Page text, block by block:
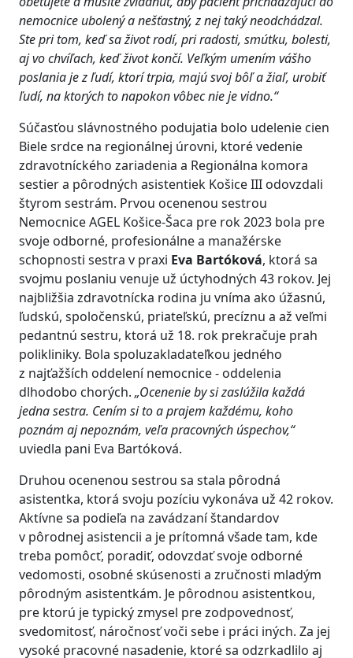
nemocnice ubolený a nešťastný, z nej taký neodchádzal.
Ste pri tom, keď sa život rodí, pri radosti, smútku, bolesti,
aj vo chvíľach, keď život končí. Veľkým umením vášho
poslania je z ľudí, ktorí trpia, majú svoj bôľ a žiaľ, urobiť
ľudí, na ktorých to napokon vôbec nie je vidno.“
Súčasťou slávnostného podujatia bolo udelenie cien
Biele srdce na regionálnej úrovni, ktoré vedenie
zdravotníckého zariadenia a Regionálna komora
sestier a pôrodných asistentiek Košice III odovzdali
štyrom sestrám. Prvou ocenenou sestrou
Nemocnice AGEL Košice-Šaca pre rok 2023 bola pre
svoje odborné, profesionálne a manažérske
schopnosti sestra v praxi Eva Bartóková, ktorá sa
svojmu poslaniu venuje už úctyhodných 43 rokov. Jej
najbližšia zdravotnícka rodina ju vníma ako úžasnú,
ľudskú, spoločenskú, priateľskú, precíznu a až veľmi
pedantnú sestru, ktorá už 18. rok prekračuje prah
polikliniky. Bola spoluzakladateľkou jedného
z najťažších oddelení nemocnice - oddelenia
dlhodobo chorých. „Ocenenie by si zaslúžila každá
jedna sestra. Cením si to a prajem každému, koho
poznám aj nepoznám, veľa pracovných úspechov,“
uviedla pani Eva Bartóková.
Druhou ocenenou sestrou sa stala pôrodná
asistentka, ktorá svoju pozíciu vykonáva už 42 rokov.
Aktívne sa podieľa na zavádzaní štandardov
v pôrodnej asistencii a je prítomná všade tam, kde
treba pomôcť, poradiť, odovzdať svoje odborné
vedomosti, osobné skúsenosti a zručnosti mladým
pôrodným asistentkám. Je pôrodnou asistentkou,
pre ktorú je typický zmysel pre zodpovednosť,
svedomitosť, náročnosť voči sebe i práci iných. Za jej
vysoké pracovné nasadenie, ktoré sa odzrkadlilo aj